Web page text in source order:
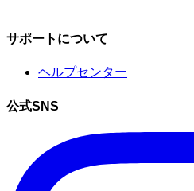
サポートについて
ヘルプセンター
公式SNS